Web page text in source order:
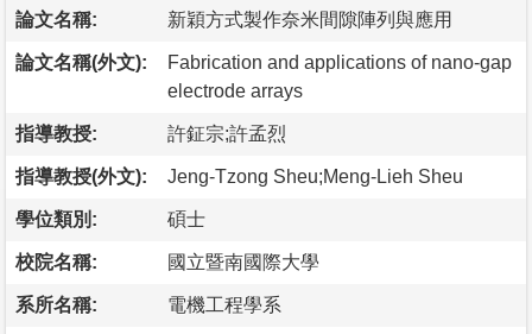
論文名稱: 新穎方式製作奈米間隙陣列與應用
論文名稱(外文):
Fabrication and applications of nano-gap
electrode arrays
指導教授: 許鉦宗;許孟烈
指導教授(外文): Jeng-Tzong Sheu;Meng-Lieh Sheu
學位類別: 碩士
校院名稱: 國立暨南國際大學
系所名稱: 電機工程學系